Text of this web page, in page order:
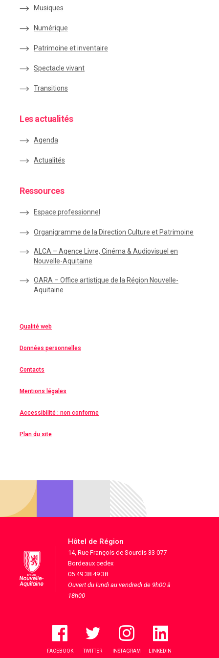
Musiques
Numérique
Patrimoine et inventaire
Spectacle vivant
Transitions
Les actualités
Agenda
Actualités
Ressources
Espace professionnel
Organigramme de la Direction Culture et Patrimoine
ALCA – Agence Livre, Cinéma & Audiovisuel en
Nouvelle-Aquitaine
OARA – Office artistique de la Région Nouvelle-
Aquitaine
Qualité web
Données personnelles
Contacts
Mentions légales
Accessibilité : non conforme
Plan du site
Hôtel de Région
14, Rue François de Sourdis 33 077
Bordeaux cedex
05 49 38 49 38
Ouvert du lundi au vendredi de 9h00 à
18h00
FACEBOOK TWITTER INSTAGRAM LINKEDIN